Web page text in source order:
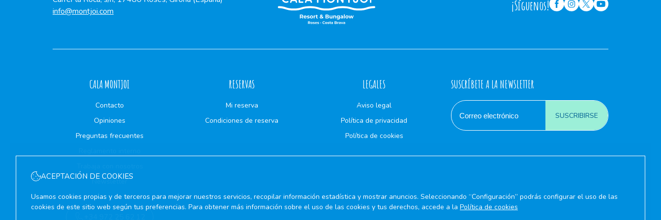
info@montjoi.com
¡Síguenos!
CALA MONTJOI
Contacto
Opiniones
Preguntas frecuentes
Newsletter
RESERVAS
Mi reserva
Condiciones de reserva
LEGALES
Aviso legal
Política de privacidad
Política de cookies
SUSCRÍBETE A LA NEWSLETTER
SUSCRIBIRSE
ACEPTACIÓN DE COOKIES
Usamos cookies propias y de terceros para mejorar nuestros servicios, recopilar información estadística y mostrar anuncios. Seleccionando “Configuración” podrás configurar el uso de las
cookies de este sitio web según tus preferencias. Para obtener más información sobre el uso de las cookies y tus derechos, accede a la Política de cookies